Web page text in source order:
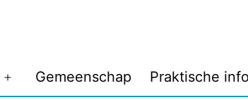
Menu
Gemeenschap Praktische